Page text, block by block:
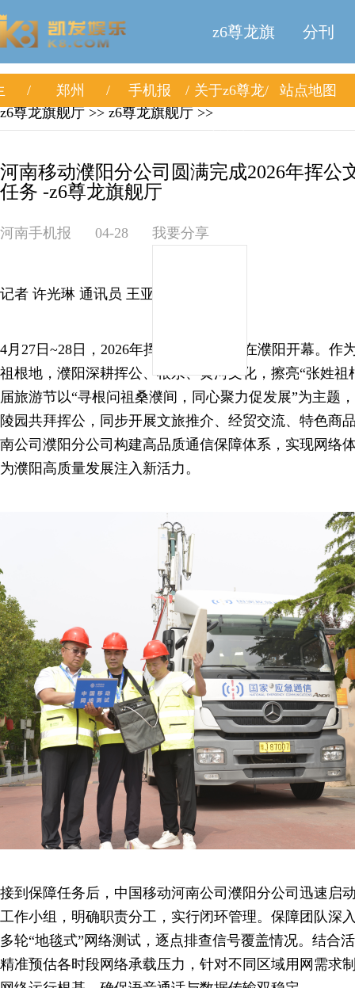
z6尊龙旗
舰厅
分刊
郑州 手机报 关于z6尊龙
站点地图
z6尊龙旗舰厅 >> z6尊龙旗舰厅 >>
河南移动濮阳分公司圆满完成2026年挥公
任务 -z6尊龙旗舰厅
河南手机报 04-28 我要分享
记者 许光琳 通讯员 王亚欣
4月27日~28日，2026年挥公文化旅游节在濮阳开幕。作
祖根地，濮阳深耕挥公、根亲、黄河文化，擦亮“张姓祖
届旅游节以“寻根问祖桑濮间，同心聚力促发展”为主题
陵园共拜挥公，同步开展文旅推介、经贸交流、特色商
南公司濮阳分公司构建高品质通信保障体系，实现网络
为濮阳高质量发展注入新活力。
接到保障任务后，中国移动河南公司濮阳分公司迅速启
工作小组，明确职责分工，实行闭环管理。保障团队深
多轮“地毯式”网络测试，逐点排查信号覆盖情况。结合
精准预估各时段网络承载压力，针对不同区域用网需求